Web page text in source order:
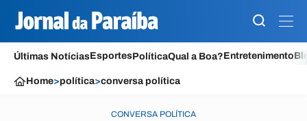
Últimas NotíciasEsportesPolíticaQual a Boa?Entretenimento
Home>política>conversa política
CONVERSA POLÍTICA